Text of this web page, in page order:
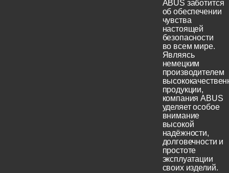
ABUS заботится
об обеспечении
чувства
настоящей
безопасности
во всем мире.
Являясь
немецким
производителем
продукции,
компания ABUS
уделяет особое
внимание
высокой
надёжности,
долговечности и
простоте
эксплуатации
своих изделий.